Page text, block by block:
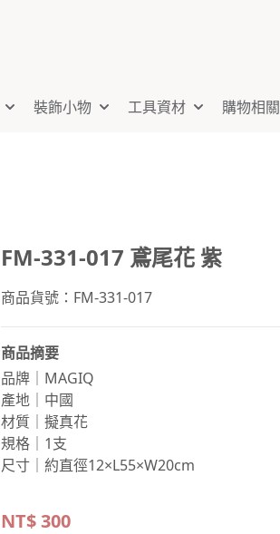
裝飾小物 工具資材 購物相關
FM-331-017 鳶尾花 紫
商品貨號：FM-331-017
商品摘要
品牌｜MAGIQ
產地｜中國
材質｜擬真花
規格｜1支
尺寸｜約直徑12×L55×W20cm
NT$300